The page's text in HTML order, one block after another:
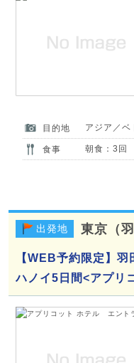
目的地 アジア／ベ
食事 朝食：3回
出発地 東京（羽
【WEB予約限定】
ハノイ5日間<アプリ